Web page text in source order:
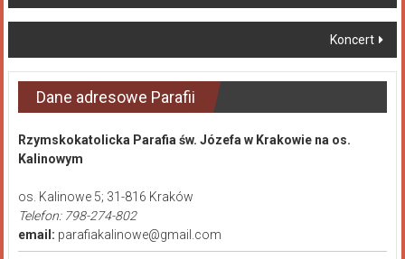
Koncert
Dane adresowe Parafii
Rzymskokatolicka Parafia św. Józefa w Krakowie na os.
Kalinowym
os. Kalinowe 5; 31-816 Kraków
Telefon: 798-274-802
email: parafiakalinowe@gmail.com